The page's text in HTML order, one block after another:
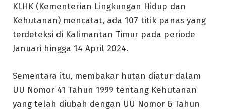
KLHK (Kementerian Lingkungan Hidup dan
Kehutanan) mencatat, ada 107 titik panas yang
terdeteksi di Kalimantan Timur pada periode
Januari hingga 14 April 2024.
Sementara itu, membakar hutan diatur dalam
UU Nomor 41 Tahun 1999 tentang Kehutanan
yang telah diubah dengan UU Nomor 6 Tahun